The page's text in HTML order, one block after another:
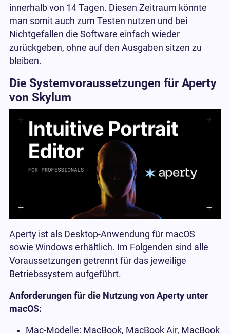
innerhalb von 14 Tagen. Diesen Zeitraum könnte
man somit auch zum Testen nutzen und bei
Nichtgefallen die Software einfach wieder
zurückgeben, ohne auf den Ausgaben sitzen zu
bleiben.
Die Systemvoraussetzungen für Aperty
von Skylum
Aperty ist als Desktop-Anwendung für macOS
sowie Windows erhältlich. Im Folgenden sind alle
Voraussetzungen getrennt für das jeweilige
Betriebssystem aufgeführt.
Anforderungen für die Nutzung von Aperty unter
macOS:
Mac-Modelle: MacBook, MacBook Air, MacBook